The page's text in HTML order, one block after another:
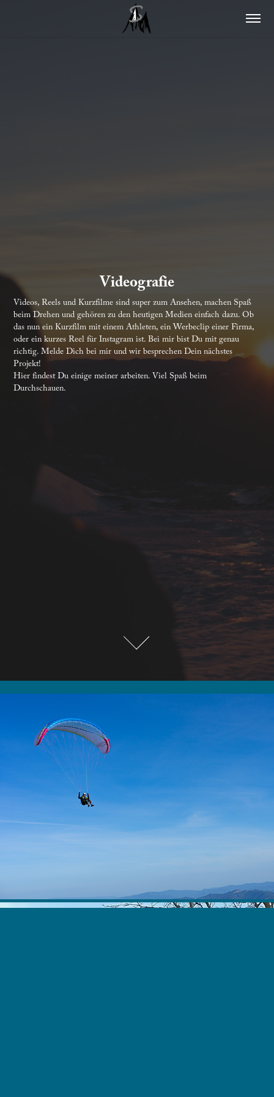
Videografie
Videos, Reels und Kurzfilme sind super zum Ansehen, machen Spaß
beim Drehen und gehören zu den heutigen Medien einfach dazu. Ob
das nun ein Kurzfilm mit einem Athleten, ein Werbeclip einer Firma,
oder ein kurzes Reel für Instagram ist. Bei mir bist Du mit genau
richtig. Melde Dich bei mir und wir besprechen Dein nächstes
Projekt!
Hier findest Du einige meiner arbeiten. Viel Spaß beim
Durchschauen.